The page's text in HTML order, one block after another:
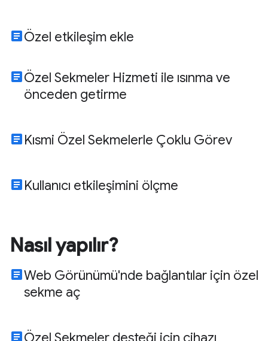
articleÖzel etkileşim ekle
articleÖzel Sekmeler Hizmeti ile ısınma ve
önceden getirme
article Kısmi Özel Sekmelerle Çoklu Görev
article Kullanıcı etkileşimini ölçme
Nasıl yapılır?
articleWeb Görünümü'nde bağlantılar için özel
sekme aç
articleÖzel Sekmeler desteği için cihazı